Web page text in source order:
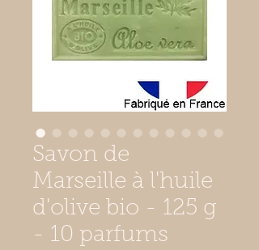
Savon de
Marseille à l'huile
d'olive bio - 125 g
- 10 parfums